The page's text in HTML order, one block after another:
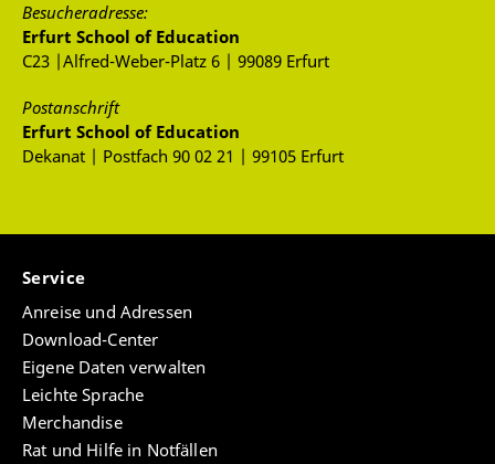
Besucheradresse:
Erfurt School of Education
C23 |Alfred-Weber-Platz 6 | 99089 Erfurt
Postanschrift
Erfurt School of Education
Dekanat | Postfach 90 02 21 | 99105 Erfurt
Service
Anreise und Adressen
Download-Center
Eigene Daten verwalten
Leichte Sprache
Merchandise
Rat und Hilfe in Notfällen